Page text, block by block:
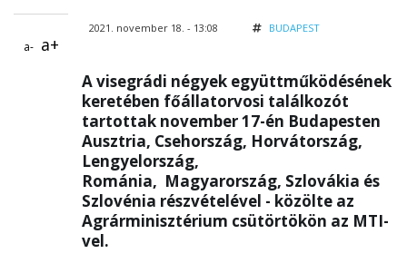
a- a+
2021. november 18. - 13:08 BUDAPEST
A visegrádi négyek együttműködésének
keretében főállatorvosi találkozót
tartottak november 17-én Budapesten
Ausztria, Csehország, Horvátország,
Lengyelország,
Románia, Magyarország, Szlovákia és
Szlovénia részvételével - közölte az
Agrárminisztérium csütörtökön az MTI-
vel.